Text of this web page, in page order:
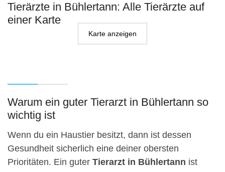
Tierärzte in Bühlertann: Alle Tierärzte auf
einer Karte
Karte anzeigen
Warum ein guter Tierarzt in Bühlertann so
wichtig ist
Wenn du ein Haustier besitzt, dann ist dessen
Gesundheit sicherlich eine deiner obersten
Prioritäten. Ein guter Tierarzt in Bühlertann ist